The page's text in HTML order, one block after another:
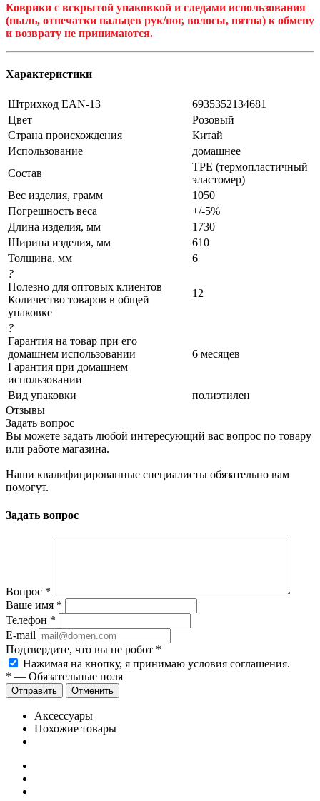
Коврики с вскрытой упаковкой и следами использования
(пыль, отпечатки пальцев рук/ног, волосы, пятна) к обмену
и возврату не принимаются.
Характеристики
Штрихкод EAN-13
6935352134681
Цвет
Розовый
Страна происхождения
Китай
Использование
домашнее
Состав
TPE (термопластичный
эластомер)
Вес изделия, грамм
1050
Погрешность веса
+/-5%
Длина изделия, мм
1730
Ширина изделия, мм
610
Толщина, мм
6
?
Полезно для оптовых клиентов
Количество товаров в общей
упаковке
12
?
Гарантия на товар при его
домашнем использовании
Гарантия при домашнем
использовании
6 месяцев
Вид упаковки
полиэтилен
Отзывы
Задать вопрос
Вы можете задать любой интересующий вас вопрос по товару
или работе магазина.
Наши квалифицированные специалисты обязательно вам
помогут.
Задать вопрос
Вопрос *
Ваше имя *
Телефон *
E-mail
Подтвердите, что вы не робот *
Нажимая на кнопку, я принимаю условия соглашения.
* — Обязательные поля
Отправить Отменить
Аксессуары
Похожие товары